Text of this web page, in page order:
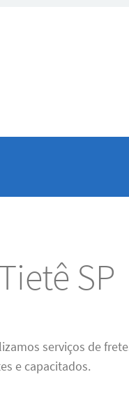
SP
serviços de
e capacitados.